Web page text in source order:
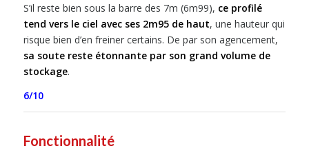
S’il reste bien sous la barre des 7m (6m99), ce profilé
tend vers le ciel avec ses 2m95 de haut, une hauteur qui
risque bien d’en freiner certains. De par son agencement,
sa soute reste étonnante par son grand volume de
stockage.
6/10
Fonctionnalité